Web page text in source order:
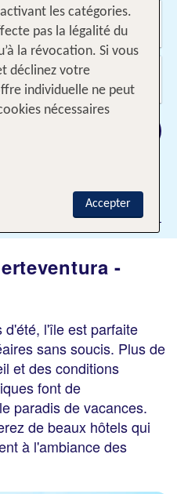
1 Semaine
-
l'île est parfaite
sans soucis. Plus de
et des conditions
font de
paradis de vacances.
de beaux hôtels qui
à l'ambiance des
les catégories.
pas la légalité du
la révocation. Si vous
déclinez votre
individuelle ne peut
nécessaires
Accepter